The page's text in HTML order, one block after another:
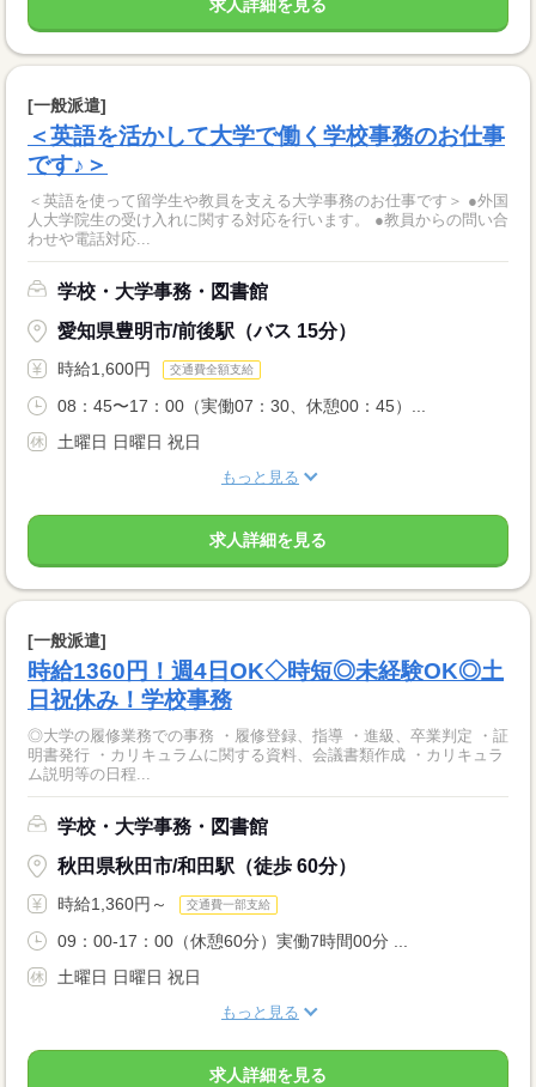
求人詳細を見る
[一般派遣]
＜英語を活かして大学で働く学校事務のお仕事
です♪＞
＜英語を使って留学生や教員を支える大学事務のお仕事です＞ ●外国
人大学院生の受け入れに関する対応を行います。 ●教員からの問い合
わせや電話対応...
学校・大学事務・図書館
愛知県豊明市/前後駅（バス 15分）
時給1,600円 交通費全額支給
08：45〜17：00（実働07：30、休憩00：45）...
土曜日 日曜日 祝日
もっと見る
求人詳細を見る
[一般派遣]
時給1360円！週4日OK◇時短◎未経験OK◎土
日祝休み！学校事務
◎大学の履修業務での事務 ・履修登録、指導 ・進級、卒業判定 ・証
明書発行 ・カリキュラムに関する資料、会議書類作成 ・カリキュラ
ム説明等の日程...
学校・大学事務・図書館
秋田県秋田市/和田駅（徒歩 60分）
時給1,360円～ 交通費一部支給
09：00-17：00（休憩60分）実働7時間00分 ...
土曜日 日曜日 祝日
もっと見る
求人詳細を見る